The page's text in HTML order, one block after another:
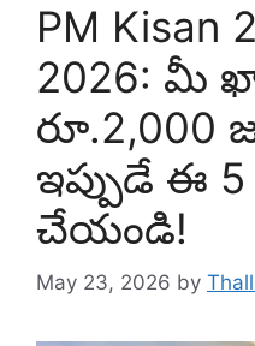
PM Kisan
2026: మీ
ఇప్పుడే ఈ 5
చేయండి!
May 23, 2026 by